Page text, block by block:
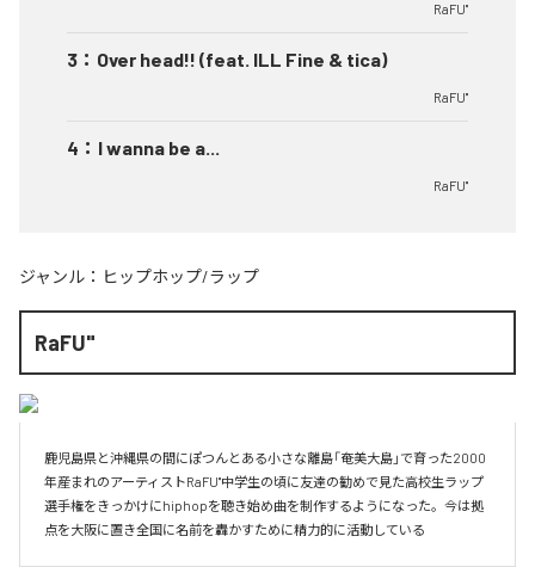
RaFU"
3 ： Over head!! (feat. ILL Fine & tica)
RaFU"
4 ： I wanna be a...
RaFU"
ジャンル： ヒップホップ/ラップ
RaFU"
鹿児島県と沖縄県の間にぽつんとある小さな離島「奄美大島」で育った2000
年産まれのアーティストRaFU"中学生の頃に友達の勧めで見た高校生ラップ
選手権をきっかけにhiphopを聴き始め曲を制作するようになった。今は拠
点を大阪に置き全国に名前を轟かすために精力的に活動している